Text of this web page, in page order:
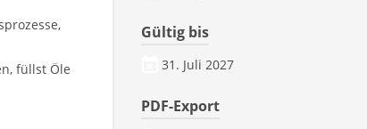
füllst Öle
Gültig bis
31. Juli 2027
PDF-Export